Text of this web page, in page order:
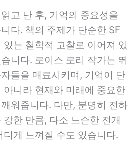
읽고 난 후, 기억의 중요성을
다. 책의 주제가 단순한 SF
는 철학적 고찰로 이어져 있
니다. 로이스 로리 작가는 뛰
들을 매료시키며, 기억이 단
아니라 현재와 미래에 중요한
워줍니다. 다만, 분명히 전하
한 만큼, 다소 느슨한 전개
디게 느껴질 수도 있습니다.